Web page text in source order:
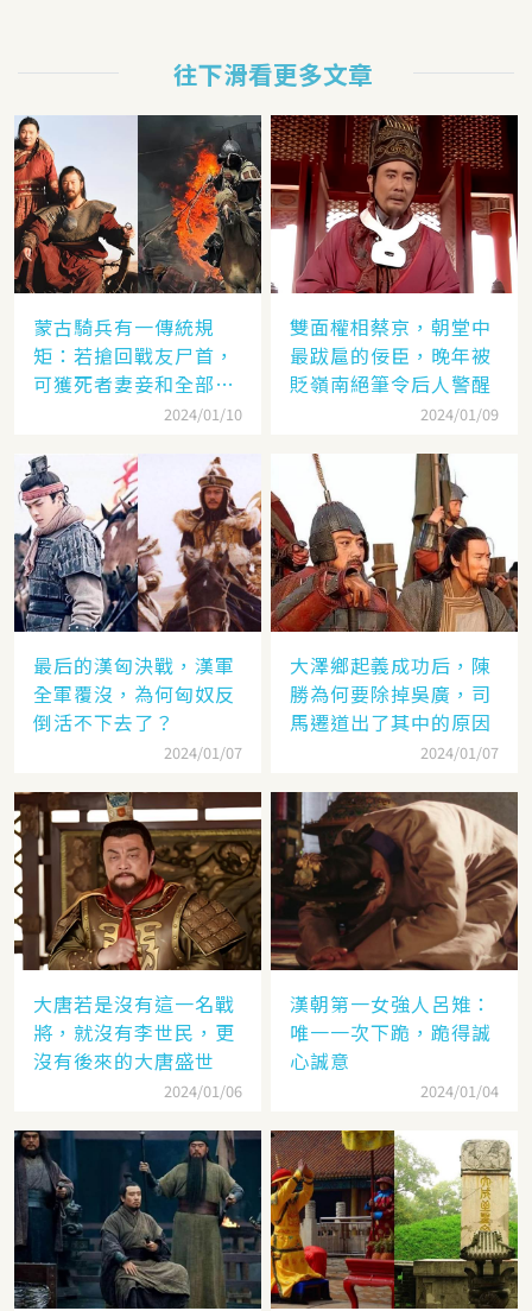
往下滑看更多文章
蒙古騎兵有一傳統規
矩：若搶回戰友尸首，
可獲死者妻妾和全部牲
2024/01/10
雙面權相蔡京，朝堂中
最跋扈的佞臣，晚年被
貶嶺南絕筆令后人警醒
2024/01/09
最后的漢匈決戰，漢軍
全軍覆沒，為何匈奴反
倒活不下去了？
2024/01/07
大澤鄉起義成功后，陳
勝為何要除掉吳廣，司
馬遷道出了其中的原因
2024/01/07
大唐若是沒有這一名戰
將，就沒有李世民，更
沒有後來的大唐盛世
2024/01/06
漢朝第一女強人呂雉：
唯一一次下跪，跪得誠
心誠意
2024/01/04